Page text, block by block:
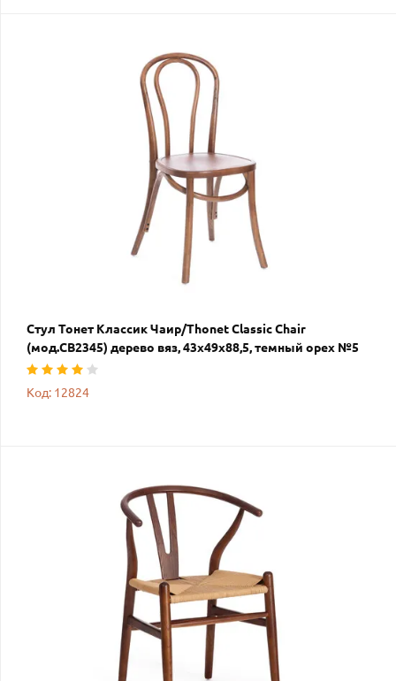
Стул Тонет Классик Чаир/Thonet Classic Chair
(мод.CB2345) дерево вяз, 43х49х88,5, темный орех №5
Код: 12824